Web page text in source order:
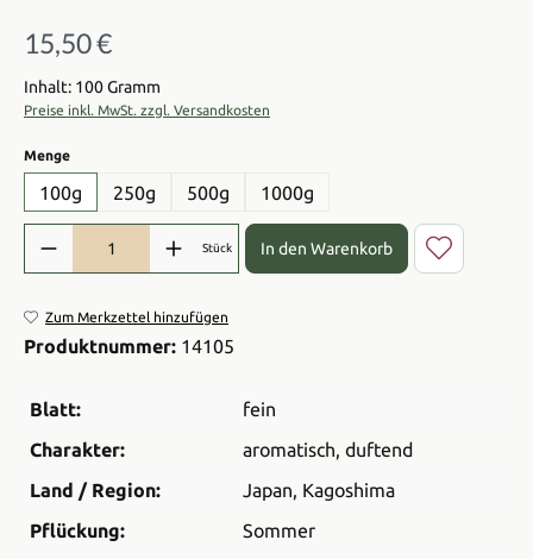
Regulärer Preis:
15,50 €
Inhalt: 100 Gramm
Preise inkl. MwSt. zzgl. Versandkosten
Mengeauswählen
100g 250g 500g 1000g
Produkt Anzahl: Gib den gewünschten Wert ein oder benutze die
Stück In den Warenkorb
Zum Merkzettel hinzufügen
Produktnummer: 14105
Blatt:
fein
Charakter:
aromatisch, duftend
Land / Region:
Japan, Kagoshima
Pflückung:
Sommer